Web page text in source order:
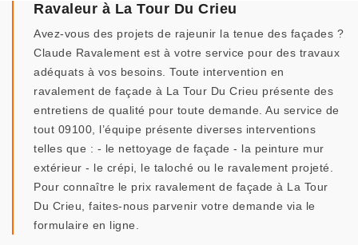
Ravaleur à La Tour Du Crieu
Avez-vous des projets de rajeunir la tenue des façades ?
Claude Ravalement est à votre service pour des travaux
adéquats à vos besoins. Toute intervention en
ravalement de façade à La Tour Du Crieu présente des
entretiens de qualité pour toute demande. Au service de
tout 09100, l’équipe présente diverses interventions
telles que : - le nettoyage de façade - la peinture mur
extérieur - le crépi, le taloché ou le ravalement projeté.
Pour connaître le prix ravalement de façade à La Tour
Du Crieu, faites-nous parvenir votre demande via le
formulaire en ligne.